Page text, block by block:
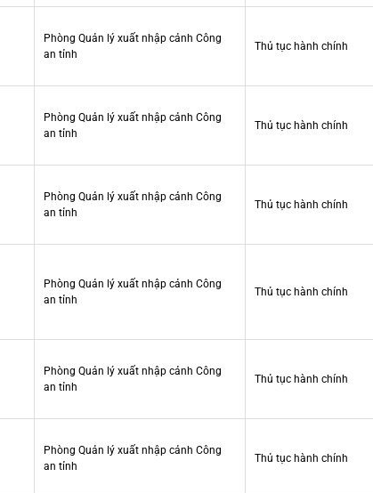
Phòng Quản lý xuất nhập cảnh Công
an tỉnh
Thủ tục hành chính
Phòng Quản lý xuất nhập cảnh Công
an tỉnh
Thủ tục hành chính
Phòng Quản lý xuất nhập cảnh Công
an tỉnh
Thủ tục hành chính
Phòng Quản lý xuất nhập cảnh Công
an tỉnh
Thủ tục hành chính
Phòng Quản lý xuất nhập cảnh Công
an tỉnh
Thủ tục hành chính
Phòng Quản lý xuất nhập cảnh Công
an tỉnh
Thủ tục hành chính